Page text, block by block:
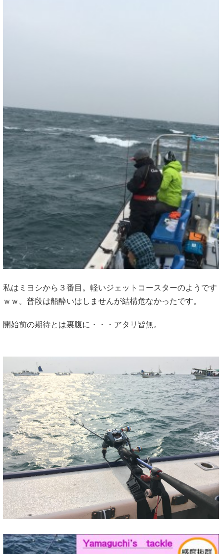
私はミヨシから３番目。軽いジェットコースターのようです
ｗｗ。普段は船酔いはしませんが結構危なかったです。
開始前の期待とは裏腹に・・・アタリ皆無。